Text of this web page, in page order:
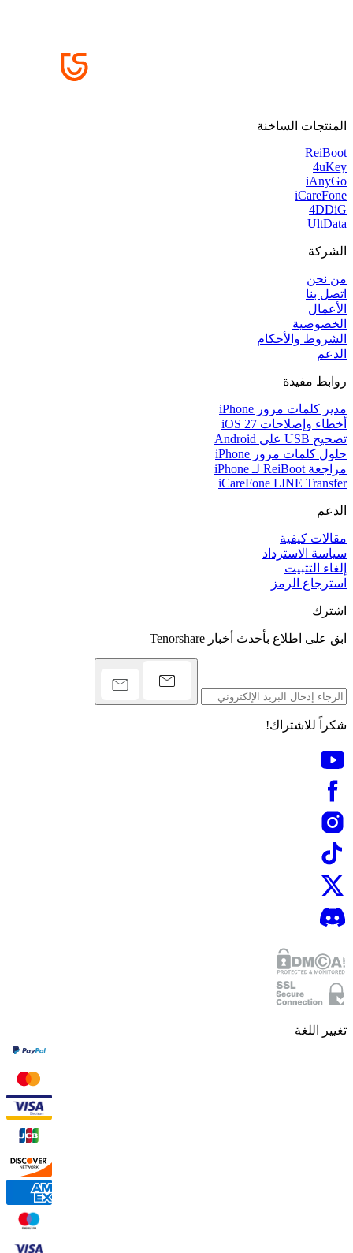
المنتجات الساخنة
ReiBoot
4uKey
iAnyGo
iCareFone
4DDiG
UltData
الشركة
من نحن
اتصل بنا
الأعمال
الخصوصية
الشروط والأحكام
الدعم
روابط مفيدة
مدير كلمات مرور iPhone
أخطاء وإصلاحات iOS 27
تصحيح USB على Android
حلول كلمات مرور iPhone
مراجعة ReiBoot لـ iPhone
iCareFone LINE Transfer
الدعم
مقالات كيفية
سياسة الاسترداد
إلغاء التثبيت
استرجاع الرمز
اشترك
ابق على اطلاع بأحدث أخبار Tenorshare
شكراً للاشتراك!
تغيير اللغة